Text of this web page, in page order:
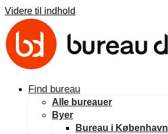
Videre til indhold
Find bureau
Alle bureauer
Byer
Bureau i København